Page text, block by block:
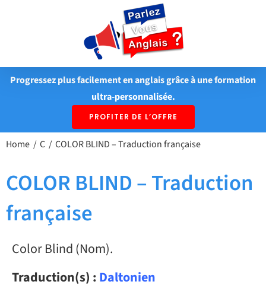
Progressez plus facilement en anglais grâce à une formation
ultra-personnalisée.
PROFITER DE L’OFFRE
Home C COLOR BLIND – Traduction française
COLOR BLIND – Traduction
française
Color Blind (Nom).
Traduction(s) :Daltonien